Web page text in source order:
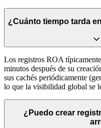
¿Cuánto tiempo tarda
Los registros ROA
minutos después de su
sus cachés periódicamente
lo que la visibilidad global se
¿Puedo crear